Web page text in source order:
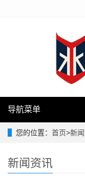
导航菜单
您的位置： 首页>新
新闻资讯